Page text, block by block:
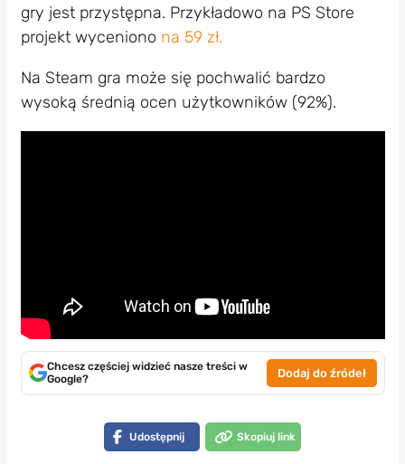
gry jest przystępna. Przykładowo na PS Store
projekt wyceniono na 59 zł.
Na Steam gra może się pochwalić bardzo
wysoką średnią ocen użytkowników (92%).
Chcesz częściej widzieć nasze treści w
Google?
Dodaj do źródeł
Udostępnij Skopiuj link